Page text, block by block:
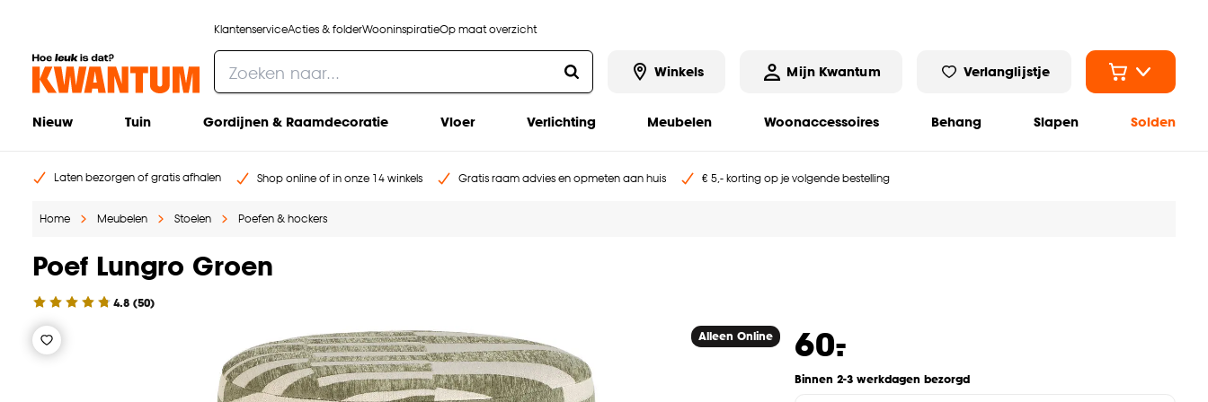
KlantenserviceActies & folderWooninspiratieOp maat overzicht
Winkels Mijn Kwantum Verlanglijstje
Nieuw Tuin Gordijnen & Raamdecoratie Vloer Verlichting Meubelen Woonaccessoires Behang Slapen Solden
Laten bezorgen of gratis afhalen Shop online of in onze 14 winkels Gratis raam advies en opmeten aan huis € 5,- korting op je volgende bestelling
Home Meubelen Stoelen Poefen & hockers
Poef Lungro Groen
4.8 (50)
Alleen Online 60.
-
Binnen 2-3 werkdagen bezorgd